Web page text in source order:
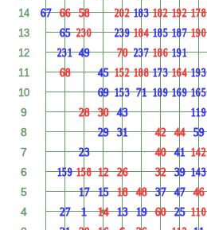
14
13
12
11
10
9
8
7
6
5
4
67
65
231
159
27
49
23
17
1
45
69
29
15
239
153
43
31
13
183
237
71
19
185
173
189
37
187
191
169
41
39
47
25
193
165
119
59
143
66
68
58
230
28
158
30
12
14
202
70
152
26
18
184
188
48
182
186
42
40
32
60
192
164
44
178
190
142
46
110